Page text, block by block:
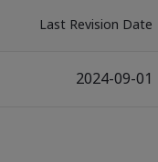
Last Revision Date
2024-09-01